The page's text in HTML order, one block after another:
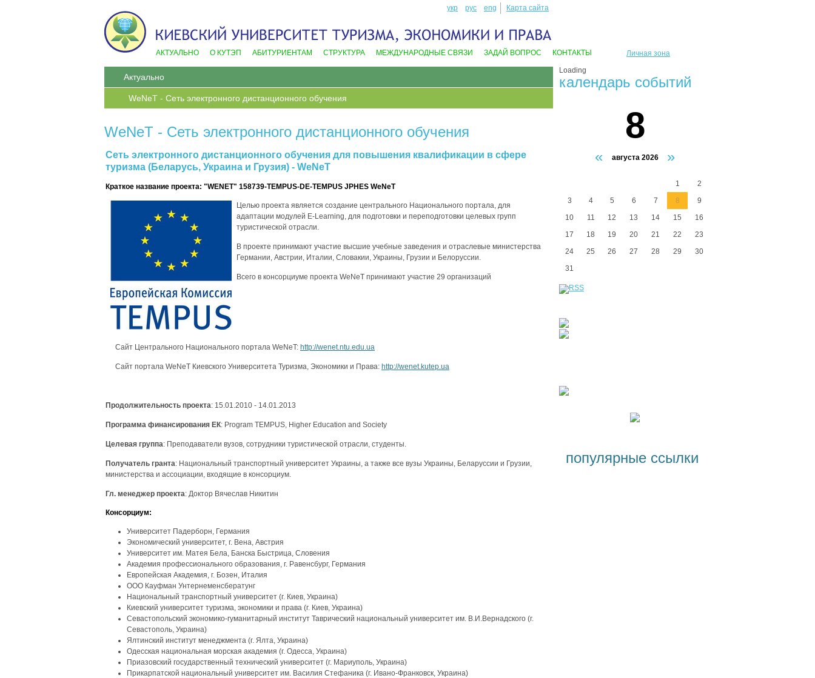
Карта сайта
АКТУАЛЬНО О КУТЭП АБИТУРИЕНТАМ СТРУКТУРА МЕЖДУНАРОДНЫЕ СВЯЗИ ЗАДАЙ ВОПРОС КОНТАКТЫ
укр рус eng
Личная зона
Актуально
WeNeT - Сеть электронного дистанционного обучения
WeNeT - Сеть электронного дистанционного обучения
Сеть электронного дистанционного обучения для повышения квалификации в сфере
туризма (Беларусь, Украина и Грузия) - WeNeT
Краткое название проекта: "WENET" 158739-TEMPUS-DE-TEMPUS JPHES WeNeT
Целью проекта является создание центрального Национального портала, для
адаптации модулей E-Learning, для подготовки и переподготовки целевых групп
туристической отрасли.
В проекте принимают участие высшие учебные заведения и отраслевые министерства
Германии, Австрии, Италии, Словакии, Украины, Грузии и Белоруссии.
Всего в консорциуме проекта WeNeT принимают участие 29 организаций
Сайт Центрального Национального портала WeNeT: http://wenet.ntu.edu.ua
Сайт портала WeNeT Киевского Университета Туризма, Экономики и Права: http://wenet.kutep.ua
Продолжительность проекта: 15.01.2010 - 14.01.2013
Программа финансирования ЕК: Program TEMPUS, Higher Education and Society
Целевая группа: Преподаватели вузов, сотрудники туристической отрасли, студенты.
Получатель гранта: Национальный транспортный университет Украины, а также все вузы Украины, Беларуссии и Грузии,
министерства и ассоциации, входящие в консорциум.
Гл. менеджер проекта: Доктор Вячеслав Никитин
Консорциум:
Университет Падерборн, Германия
Экономический университет, г. Вена, Австрия
Университет им. Матея Бела, Банска Быстрица, Словения
Академия профессионального образования, г. Равенсбург, Германия
Европейская Академия, г. Бозен, Италия
ООО Кауфман Унтернеменсбератунг
Национальный транспортный университет (г. Киев, Украина)
Киевский университет туризма, экономики и права (г. Киев, Украина)
Севастопольский экономико-гуманитарный институт Таврический национальный университет им. В.И.Вернадского (г.
Севастополь, Украина)
Ялтинский институт менеджмента (г. Ялта, Украина)
Одесская национальная морская академия (г. Одесса, Украина)
Приазовский государственный технический университет (г. Мариуполь, Украина)
Прикарпатской национальный университет им. Василия Стефаника (г. Ивано-Франковск, Украина)
Loading
календарь событий
«
8
августа 2026 »
1
2
3
4 5 6 7 8
9
10
11 12 13 14 15
16
17
18 19 20 21 22
23
24
25 26 27 28 29
30
31
популярные ссылки